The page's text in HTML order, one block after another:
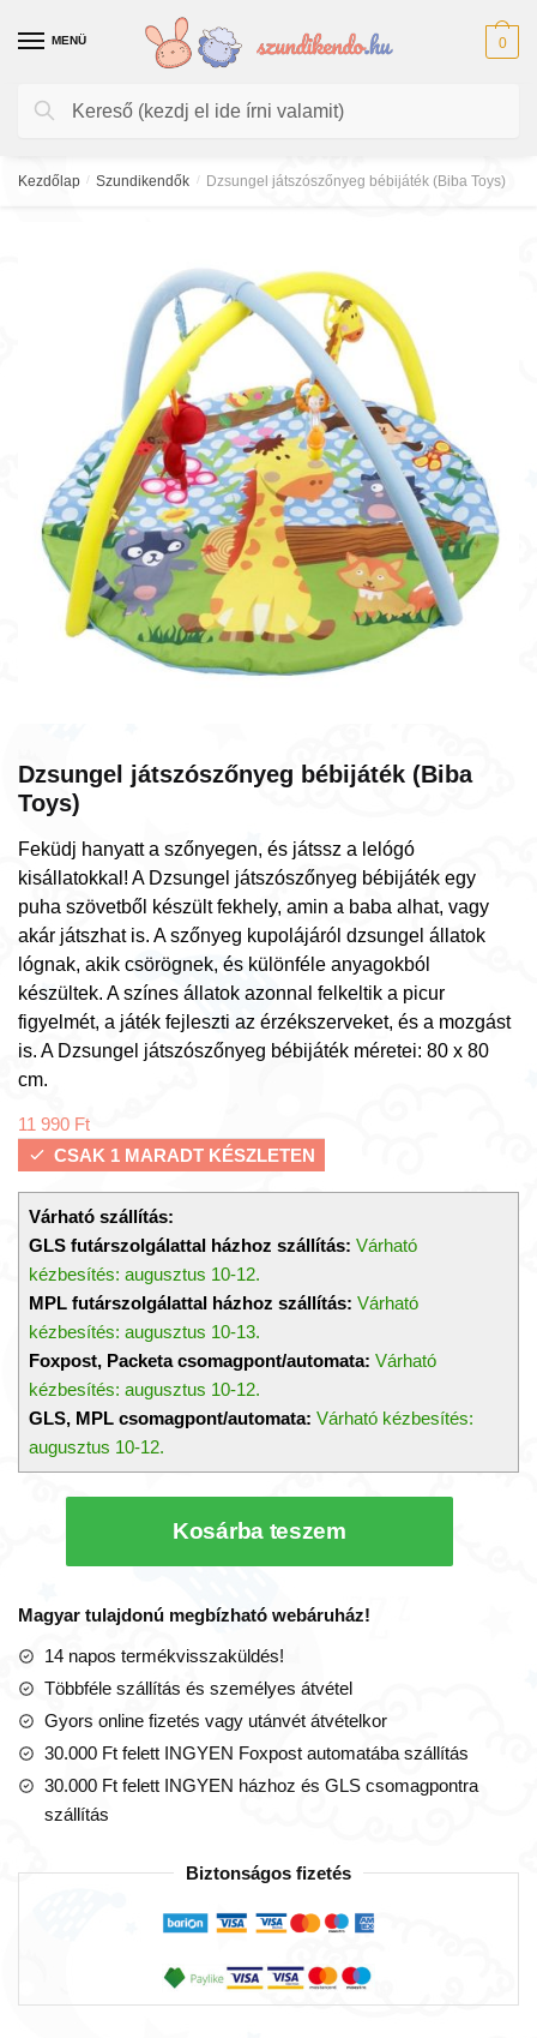
MENÜ
Keresés
Keresés
0
Kezdőlap / Szundikendők / Dzsungel játszószőnyeg bébijáték (Biba Toys)
Dzsungel játszószőnyeg bébijáték (Biba
Toys)
Feküdj hanyatt a szőnyegen, és játssz a lelógó
kisállatokkal! A Dzsungel játszószőnyeg bébijáték egy
puha szövetből készült fekhely, amin a baba alhat, vagy
akár játszhat is. A szőnyeg kupolájáról dzsungel állatok
lógnak, akik csörögnek, és különféle anyagokból
készültek. A színes állatok azonnal felkeltik a picur
figyelmét, a játék fejleszti az érzékszerveket, és a mozgást
is. A Dzsungel játszószőnyeg bébijáték méretei: 80 x 80
cm.
11 990 Ft
CSAK 1 MARADT KÉSZLETEN
Várható szállítás:
GLS futárszolgálattal házhoz szállítás: Várható
kézbesítés: augusztus 10-12.
MPL futárszolgálattal házhoz szállítás: Várható
kézbesítés: augusztus 10-13.
Foxpost, Packeta csomagpont/automata: Várható
kézbesítés: augusztus 10-12.
GLS, MPL csomagpont/automata: Várható kézbesítés:
augusztus 10-12.
bébijáték
Toys)
mennyiség
Kosárba teszem
Magyar tulajdonú megbízható webáruház!
14 napos termékvisszaküldés!
Többféle szállítás és személyes átvétel
Gyors online fizetés vagy utánvét átvételkor
30.000 Ft felett INGYEN Foxpost automatába szállítás
30.000 Ft felett INGYEN házhoz és GLS csomagpontra
szállítás
Biztonságos fizetés